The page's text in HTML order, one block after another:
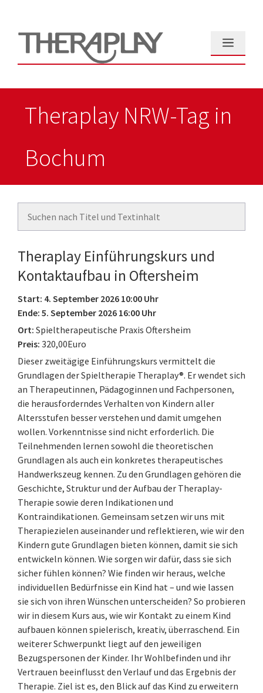
springen
Menü
Theraplay NRW-Tag in
Bochum
Theraplay Einführungskurs und
Kontaktaufbau in Oftersheim
Start: 4. September 2026 10:00 Uhr
Ende: 5. September 2026 16:00 Uhr
Ort: Spieltherapeutische Praxis Oftersheim
Preis: 320,00Euro
Dieser zweitägige Einführungskurs vermittelt die
Grundlagen der Spieltherapie Theraplay®. Er wendet sich
an Therapeutinnen, Pädagoginnen und Fachpersonen,
die herausforderndes Verhalten von Kindern aller
Altersstufen besser verstehen und damit umgehen
wollen. Vorkenntnisse sind nicht erforderlich. Die
Teilnehmenden lernen sowohl die theoretischen
Grundlagen als auch ein konkretes therapeutisches
Handwerkszeug kennen. Zu den Grundlagen gehören die
Geschichte, Struktur und der Aufbau der Theraplay-
Therapie sowie deren Indikationen und
Kontraindikationen. Gemeinsam setzen wir uns mit
Therapiezielen auseinander und reflektieren, wie wir den
Kindern gute Grundlagen bieten können, damit sie sich
entwickeln können. Wie sorgen wir dafür, dass sie sich
sicher fühlen können? Wie finden wir heraus, welche
individuellen Bedürfnisse ein Kind hat – und wie lassen
sie sich von ihren Wünschen unterscheiden? So probieren
wir in diesem Kurs aus, wie wir Kontakt zu einem Kind
aufbauen können spielerisch, kreativ, überraschend. Ein
weiterer Schwerpunkt liegt auf den jeweiligen
Bezugspersonen der Kinder. Ihr Wohlbefinden und ihr
Vertrauen beeinflusst den Verlauf und das Ergebnis der
Therapie. Ziel ist es, den Blick auf das Kind zu erweitern